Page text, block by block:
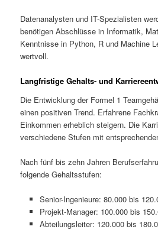
Datenanalysten und IT-Spezialisten
benötigen Abschlüsse in Informatik,
Kenntnisse in Python, R und Machine
wertvoll.
Langfristige Gehalts- und
Die Entwicklung der Formel 1
einen positiven Trend. Erfahrene
Einkommen erheblich steigern. Die
verschiedene Stufen mit
Nach fünf bis zehn Jahren
folgende Gehaltsstufen:
Senior-Ingenieure: 80.000 bis
Projekt-Manager: 100.000 bis
Abteilungsleiter: 120.000 bis